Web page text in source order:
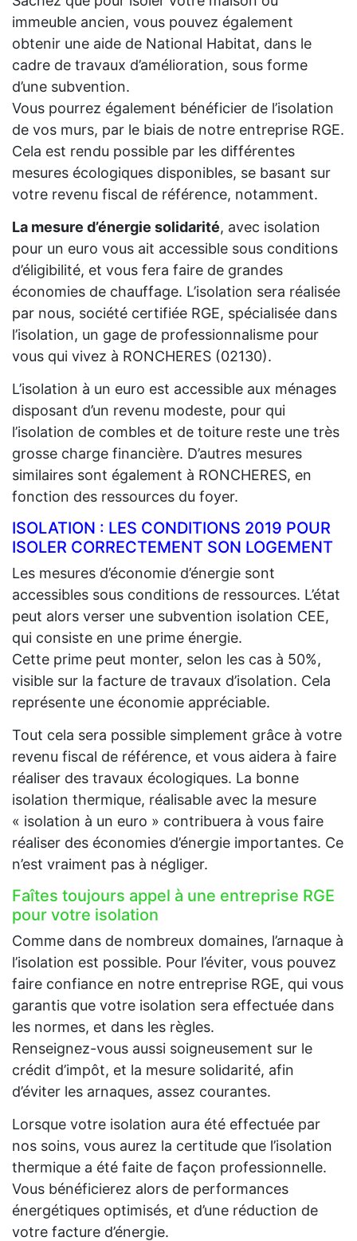
immeuble ancien, vous pouvez également
obtenir une aide de National Habitat, dans le
cadre de travaux d’amélioration, sous forme
d’une subvention.
Vous pourrez également bénéficier de l’isolation
de vos murs, par le biais de notre entreprise RGE.
Cela est rendu possible par les différentes
mesures écologiques disponibles, se basant sur
votre revenu fiscal de référence, notamment.
La mesure d’énergie solidarité, avec isolation
pour un euro vous ait accessible sous conditions
d’éligibilité, et vous fera faire de grandes
économies de chauffage. L’isolation sera réalisée
par nous, société certifiée RGE, spécialisée dans
l’isolation, un gage de professionnalisme pour
vous qui vivez à RONCHERES (02130).
L’isolation à un euro est accessible aux ménages
disposant d’un revenu modeste, pour qui
l’isolation de combles et de toiture reste une très
grosse charge financière. D’autres mesures
similaires sont également à RONCHERES, en
fonction des ressources du foyer.
ISOLATION : LES CONDITIONS 2019 POUR
ISOLER CORRECTEMENT SON LOGEMENT
Les mesures d’économie d’énergie sont
accessibles sous conditions de ressources. L’état
peut alors verser une subvention isolation CEE,
qui consiste en une prime énergie.
Cette prime peut monter, selon les cas à 50%,
visible sur la facture de travaux d’isolation. Cela
représente une économie appréciable.
Tout cela sera possible simplement grâce à votre
revenu fiscal de référence, et vous aidera à faire
réaliser des travaux écologiques. La bonne
isolation thermique, réalisable avec la mesure
« isolation à un euro » contribuera à vous faire
réaliser des économies d’énergie importantes. Ce
n’est vraiment pas à négliger.
Faîtes toujours appel à une entreprise RGE
pour votre isolation
Comme dans de nombreux domaines, l’arnaque à
l’isolation est possible. Pour l’éviter, vous pouvez
faire confiance en notre entreprise RGE, qui vous
garantis que votre isolation sera effectuée dans
les normes, et dans les règles.
Renseignez-vous aussi soigneusement sur le
crédit d’impôt, et la mesure solidarité, afin
d’éviter les arnaques, assez courantes.
Lorsque votre isolation aura été effectuée par
nos soins, vous aurez la certitude que l’isolation
thermique a été faite de façon professionnelle.
Vous bénéficierez alors de performances
énergétiques optimisés, et d’une réduction de
votre facture d’énergie.